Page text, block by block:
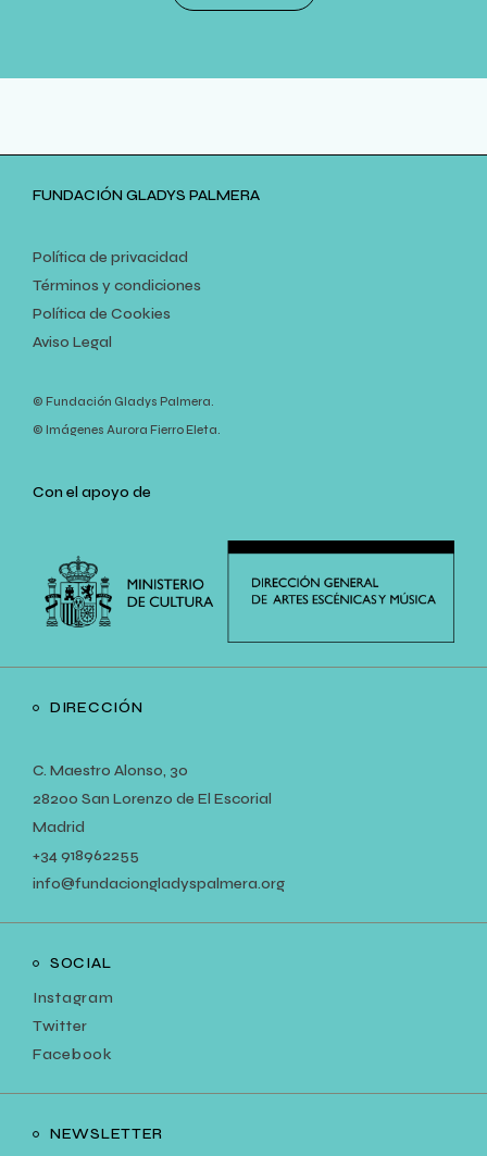
FUNDACIÓN GLADYS PALMERA
Política de privacidad
Términos y condiciones
Política de Cookies
Aviso Legal
© Fundación Gladys Palmera.
© Imágenes Aurora Fierro Eleta.
Con el apoyo de
DIRECCIÓN
C. Maestro Alonso, 30
28200 San Lorenzo de El Escorial
Madrid
+34918962255
info@fundaciongladyspalmera.org
SOCIAL
Instagram
Twitter
Facebook
NEWSLETTER